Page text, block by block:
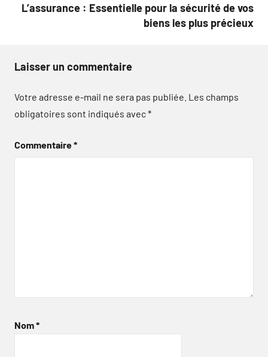
L’assurance : Essentielle pour la sécurité de vos
biens les plus précieux
Laisser un commentaire
Votre adresse e-mail ne sera pas publiée. Les champs
obligatoires sont indiqués avec*
Commentaire*
Nom*